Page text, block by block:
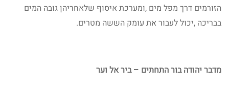
הזורמים דרך מפל מים ,ומערכת איסוף שלאחריהן גובה המים
בבריכה ,יכול לעבור את עומק הששה מטרים.
מדבר יהודה בור התחתים – ביר אל וער